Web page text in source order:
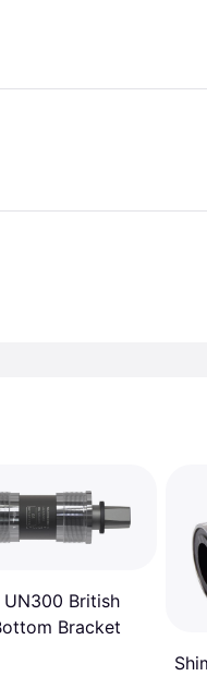
UN300 British
Bracket